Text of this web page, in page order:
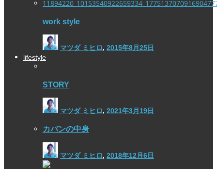
work style
マツダ ミヒロ, 2015年8月25日
lifestyle
STORY
マツダ ミヒロ, 2021年3月19日
カバンの中身
マツダ ミヒロ, 2018年12月6日